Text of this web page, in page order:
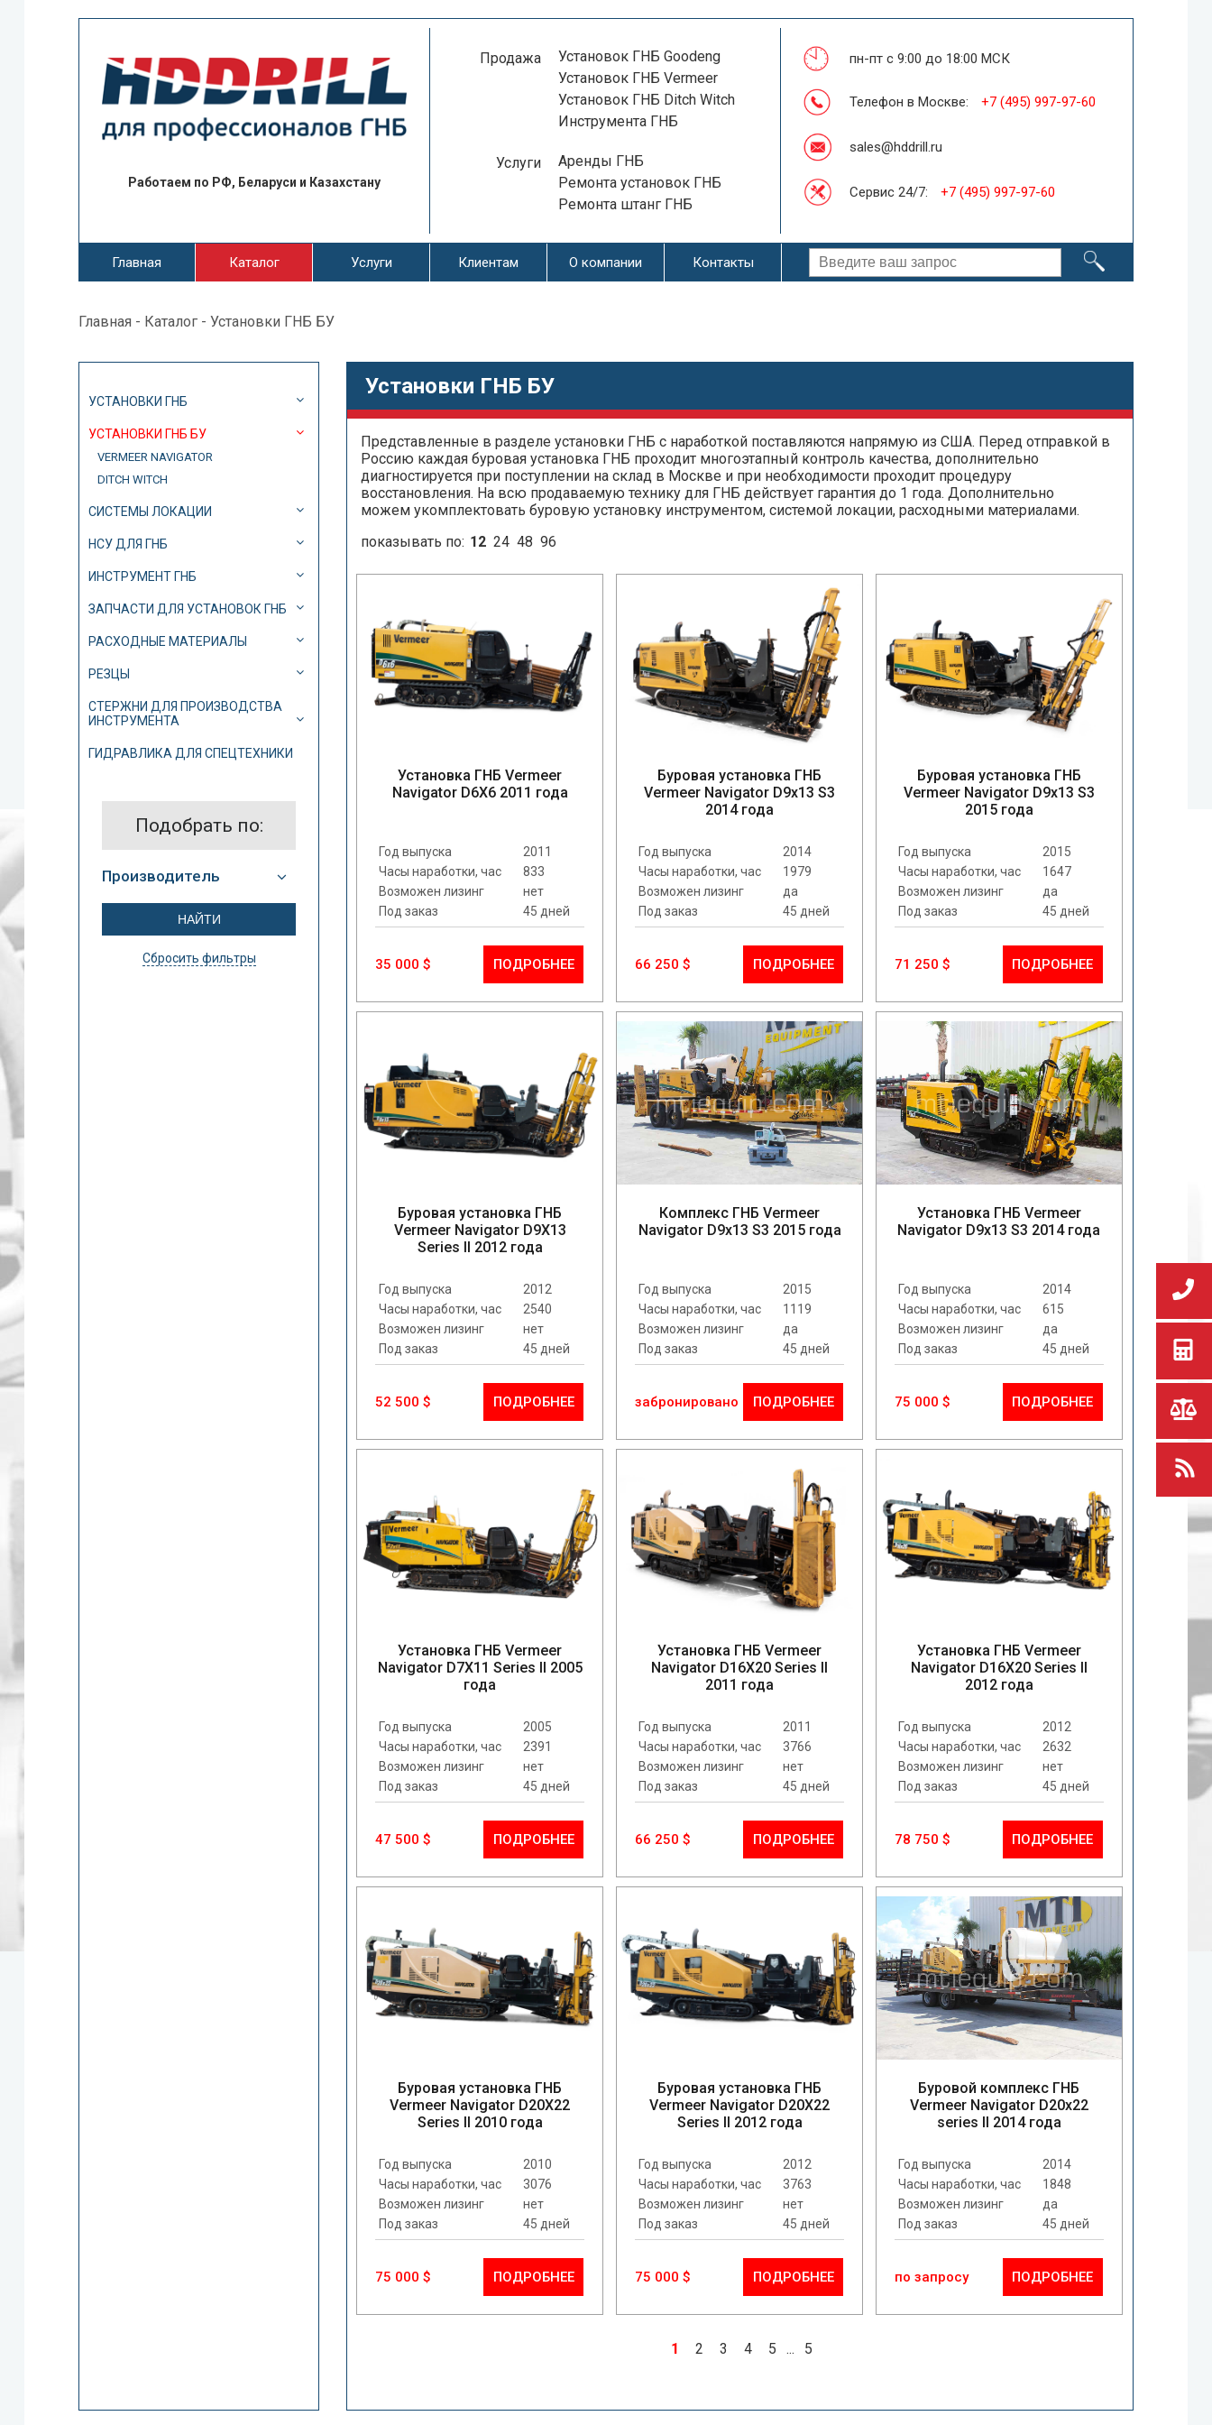
Работаем по РФ, Беларуси и Казахстану
Продажа
Установок ГНБ Goodeng
Установок ГНБ Vermeer
Установок ГНБ Ditch Witch
Инструмента ГНБ
Услуги
Аренды ГНБ
Ремонта установок ГНБ
Ремонта штанг ГНБ
пн-пт с 9:00 до 18:00 МСК
Телефон в Москве: +7 (495) 997-97-60
sales@hddrill.ru
Сервис 24/7: +7 (495) 997-97-60
Главная Каталог Услуги Клиентам О компании Контакты
Главная - Каталог - Установки ГНБ БУ
УСТАНОВКИ ГНБ
УСТАНОВКИ ГНБ БУ
VERMEER NAVIGATOR
DITCH WITCH
СИСТЕМЫ ЛОКАЦИИ
НСУ ДЛЯ ГНБ
ИНСТРУМЕНТ ГНБ
ЗАПЧАСТИ ДЛЯ УСТАНОВОК ГНБ
РАСХОДНЫЕ МАТЕРИАЛЫ
РЕЗЦЫ
СТЕРЖНИ ДЛЯ ПРОИЗВОДСТВА
ИНСТРУМЕНТА
ГИДРАВЛИКА ДЛЯ СПЕЦТЕХНИКИ
Подобрать по:
Производитель
Сбросить фильтры
Установки ГНБ БУ
Представленные в разделе установки ГНБ с наработкой поставляются напрямую из США. Перед отправкой в
Россию каждая буровая установка ГНБ проходит многоэтапный контроль качества, дополнительно
диагностируется при поступлении на склад в Москве и при необходимости проходит процедуру
восстановления. На всю продаваемую технику для ГНБ действует гарантия до 1 года. Дополнительно
можем укомплектовать буровую установку инструментом, системой локации, расходными материалами.
показывать по: 12 24 48 96
Установка ГНБ Vermeer
Navigator D6X6 2011 года
Год выпуска
2011
Часы наработки, час
833
Возможен лизинг
нет
Под заказ
45 дней
35 000 $ ПОДРОБНЕЕ
Буровая установка ГНБ
Vermeer Navigator D9x13 S3
2014 года
Год выпуска
2014
Часы наработки, час
1979
Возможен лизинг
да
Под заказ
45 дней
66 250 $ ПОДРОБНЕЕ
Буровая установка ГНБ
Vermeer Navigator D9x13 S3
2015 года
Год выпуска
2015
Часы наработки, час
1647
Возможен лизинг
да
Под заказ
45 дней
71 250 $ ПОДРОБНЕЕ
Буровая установка ГНБ
Vermeer Navigator D9X13
Series II 2012 года
Год выпуска
2012
Часы наработки, час
2540
Возможен лизинг
нет
Под заказ
45 дней
52 500 $ ПОДРОБНЕЕ
Комплекс ГНБ Vermeer
Navigator D9x13 S3 2015 года
Год выпуска
2015
Часы наработки, час
1119
Возможен лизинг
да
Под заказ
45 дней
забронировано ПОДРОБНЕЕ
Установка ГНБ Vermeer
Navigator D9x13 S3 2014 года
Год выпуска
2014
Часы наработки, час
615
Возможен лизинг
да
Под заказ
45 дней
75 000 $ ПОДРОБНЕЕ
Установка ГНБ Vermeer
Navigator D7X11 Series II 2005
года
Год выпуска
2005
Часы наработки, час
2391
Возможен лизинг
нет
Под заказ
45 дней
47 500 $ ПОДРОБНЕЕ
Установка ГНБ Vermeer
Navigator D16X20 Series II
2011 года
Год выпуска
2011
Часы наработки, час
3766
Возможен лизинг
нет
Под заказ
45 дней
66 250 $ ПОДРОБНЕЕ
Установка ГНБ Vermeer
Navigator D16X20 Series II
2012 года
Год выпуска
2012
Часы наработки, час
2632
Возможен лизинг
нет
Под заказ
45 дней
78 750 $ ПОДРОБНЕЕ
Буровая установка ГНБ
Vermeer Navigator D20X22
Series II 2010 года
Год выпуска
2010
Часы наработки, час
3076
Возможен лизинг
нет
Под заказ
45 дней
75 000 $ ПОДРОБНЕЕ
Буровая установка ГНБ
Vermeer Navigator D20X22
Series II 2012 года
Год выпуска
2012
Часы наработки, час
3763
Возможен лизинг
нет
Под заказ
45 дней
75 000 $ ПОДРОБНЕЕ
Буровой комплекс ГНБ
Vermeer Navigator D20x22
series II 2014 года
Год выпуска
2014
Часы наработки, час
1848
Возможен лизинг
да
Под заказ
45 дней
по запросу ПОДРОБНЕЕ
1 2 3 4 5 ... 5